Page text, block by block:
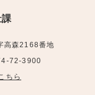
課
高森2168番地
72-3900
ちら